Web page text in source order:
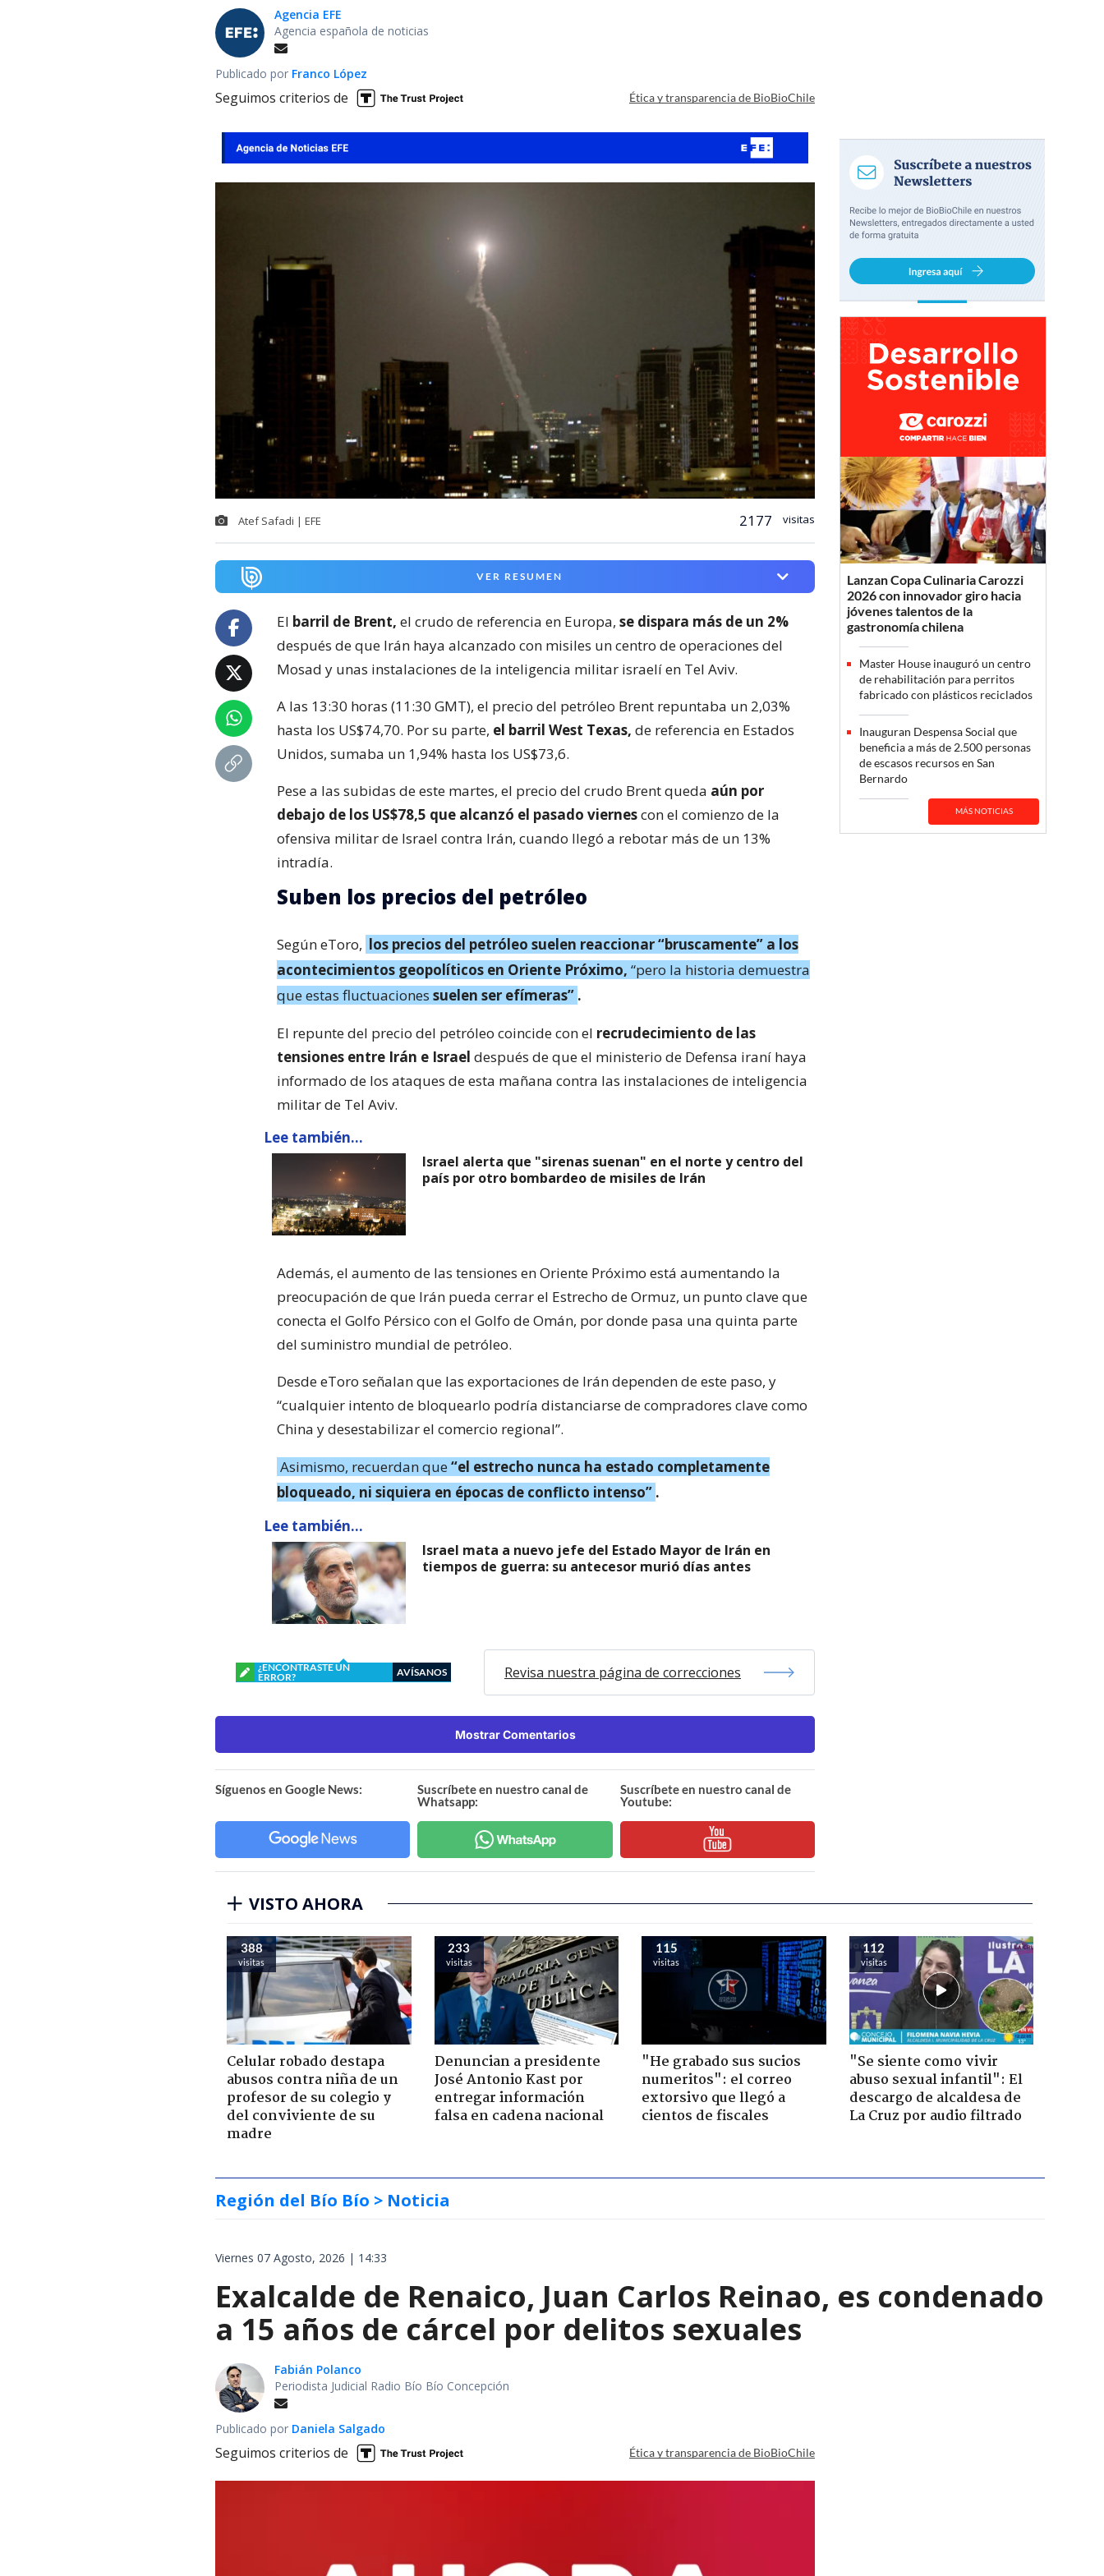
Agencia EFE
Agencia española de noticias
Publicado por Franco López
Seguimos criterios de Ética y transparencia de BioBioChile
Atef Safadi | EFE 2177 visitas
VER RESUMEN
El barril de Brent, el crudo de referencia en Europa, se dispara más de un 2%
después de que Irán haya alcanzado con misiles un centro de operaciones del
Mosad y unas instalaciones de la inteligencia militar israelí en Tel Aviv.
A las 13:30 horas (11:30 GMT), el precio del petróleo Brent repuntaba un 2,03%
hasta los US$74,70. Por su parte, el barril West Texas, de referencia en Estados
Unidos, sumaba un 1,94% hasta los US$73,6.
Pese a las subidas de este martes, el precio del crudo Brent queda aún por
debajo de los US$78,5 que alcanzó el pasado viernescon el comienzo de la
ofensiva militar de Israel contra Irán, cuando llegó a rebotar más de un 13%
intradía.
Suben los precios del petróleo
Según eToro, los precios del petróleo suelen reaccionar “bruscamente” a los
acontecimientos geopolíticos en Oriente Próximo, “pero la historia demuestra
que estas fluctuaciones suelen ser efímeras” .
El repunte del precio del petróleo coincide con el recrudecimiento de las
tensiones entre Irán e Israel después de que el ministerio de Defensa iraní haya
informado de los ataques de esta mañana contra las instalaciones de inteligencia
militar de Tel Aviv.
Lee también...
Israel alerta que "sirenas suenan" en el norte y centro del
país por otro bombardeo de misiles de Irán
Además, el aumento de las tensiones en Oriente Próximo está aumentando la
preocupación de que Irán pueda cerrar el Estrecho de Ormuz, un punto clave que
conecta el Golfo Pérsico con el Golfo de Omán, por donde pasa una quinta parte
del suministro mundial de petróleo.
Desde eToro señalan que las exportaciones de Irán dependen de este paso, y
“cualquier intento de bloquearlo podría distanciarse de compradores clave como
China y desestabilizar el comercio regional”.
Asimismo, recuerdan que“el estrecho nunca ha estado completamente
bloqueado, ni siquiera en épocas de conflicto intenso” .
Lee también...
Israel mata a nuevo jefe del Estado Mayor de Irán en
tiempos de guerra: su antecesor murió días antes
¿ENCONTRASTE UN
ERROR?
AVÍSANOS Revisa nuestra página de correcciones
Mostrar Comentarios
Síguenos en Google News:
Suscríbete en nuestro canal de
Whatsapp:
Suscríbete en nuestro canal de
Youtube:
Lanzan Copa Culinaria Carozzi
2026 con innovador giro hacia
jóvenes talentos de la
gastronomía chilena
Master House inauguró un centro
de rehabilitación para perritos
fabricado con plásticos reciclados
Inauguran Despensa Social que
beneficia a más de 2.500 personas
de escasos recursos en San
Bernardo
MÁS NOTICIAS
VISTO AHORA
388
visitas
Celular robado destapa
abusos contra niña de un
profesor de su colegio y
del conviviente de su
madre
233
visitas
Denuncian a presidente
José Antonio Kast por
entregar información
falsa en cadena nacional
115
visitas
"He grabado sus sucios
numeritos": el correo
extorsivo que llegó a
cientos de fiscales
112
visitas
"Se siente como vivir
abuso sexual infantil": El
descargo de alcaldesa de
La Cruz por audio filtrado
Región del Bío Bío > Noticia
Viernes 07 Agosto, 2026 | 14:33
Exalcalde de Renaico, Juan Carlos Reinao, es condenado
a 15 años de cárcel por delitos sexuales
Fabián Polanco
Periodista Judicial Radio Bío Bío Concepción
Publicado por Daniela Salgado
Seguimos criterios de Ética y transparencia de BioBioChile